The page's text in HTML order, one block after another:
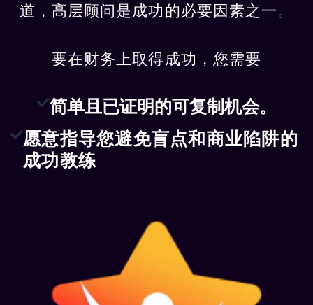
道，高层顾问是成功的必要因素之一。
要在财务上取得成功，您需要
简单且已证明的可复制机会。
愿意指导您避免盲点和商业陷阱的
成功教练